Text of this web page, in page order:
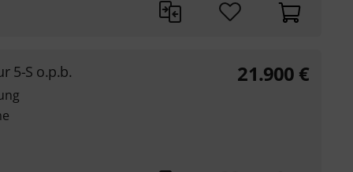
5-S o.p.b. 21.900 €